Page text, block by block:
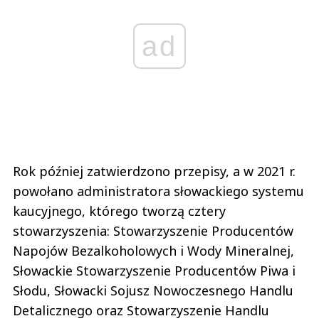
ad
Rok później zatwierdzono przepisy, a w 2021 r.
powołano administratora słowackiego systemu
kaucyjnego, którego tworzą cztery
stowarzyszenia: Stowarzyszenie Producentów
Napojów Bezalkoholowych i Wody Mineralnej,
Słowackie Stowarzyszenie Producentów Piwa i
Słodu, Słowacki Sojusz Nowoczesnego Handlu
Detalicznego oraz Stowarzyszenie Handlu